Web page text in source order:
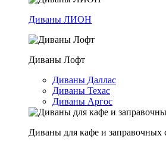
Диваны ЛИОН
Диваны Лофт
Диваны Даллас
Диваны Техас
Диваны Аргос
Диваны для кафе и заправочных